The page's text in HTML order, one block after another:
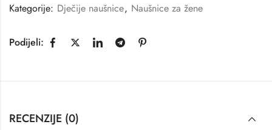
Kategorije: Dječije naušnice, Naušnice za žene
Podijeli:
RECENZIJE (0)